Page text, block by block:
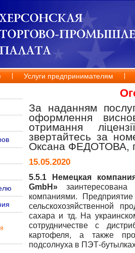
Услуги предпринимателям
За наданням
оформлення
отримання
звертайтесь за
Оксана ФЕДОТОВА,
15.05.2020
5.5.1 Немецкая
GmbH»
компаниями.
сельскохозяйственной
сахара и тд. На
сотрудничестве с
картофеля, а также
подсолнуха в ПЭТ-